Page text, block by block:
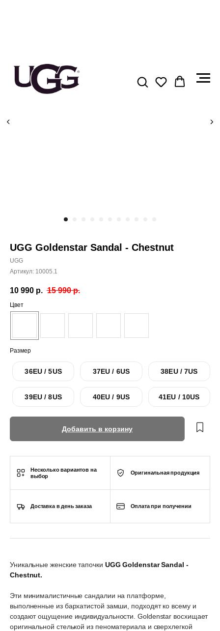
UGG Goldenstar Sandal - Chestnut
UGG
Артикул: 10005.1
10 990 р. 15 990 р.
Цвет
Размер
36EU / 5US 37EU / 6US 38EU / 7US
39EU / 8US 40EU / 9US 41EU / 10US
Добавить в корзину
Несколько вариантов на
выбор
Оригинальная продукция
Доставка в день заказа Оплата при получении
Уникальные женские тапочки UGG Goldenstar Sandal -
Chestnut.
Эти минималистичные сандалии на платформе,
выполненные из бархатистой замши, подходят ко всему и
создают ощущение индивидуальности. Goldenstar восхищает
оригинальной стелькой из пеноматериала и сверхлегкой